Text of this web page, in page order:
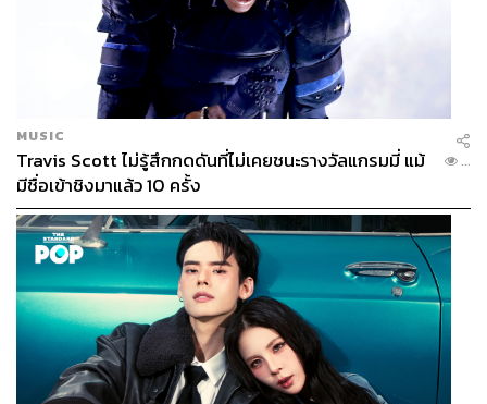
MUSIC
Travis Scott ไม่รู้สึกกดดันที่ไม่เคยชนะรางวัลแกรมมี่ แม้
มีชื่อเข้าชิงมาแล้ว 10 ครั้ง
...